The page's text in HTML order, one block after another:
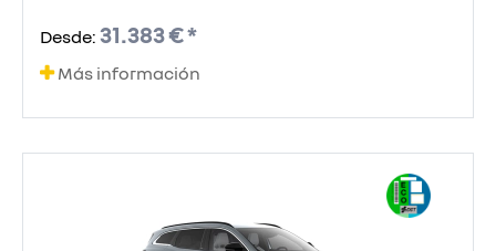
Desde: 31.383 € *
Más información